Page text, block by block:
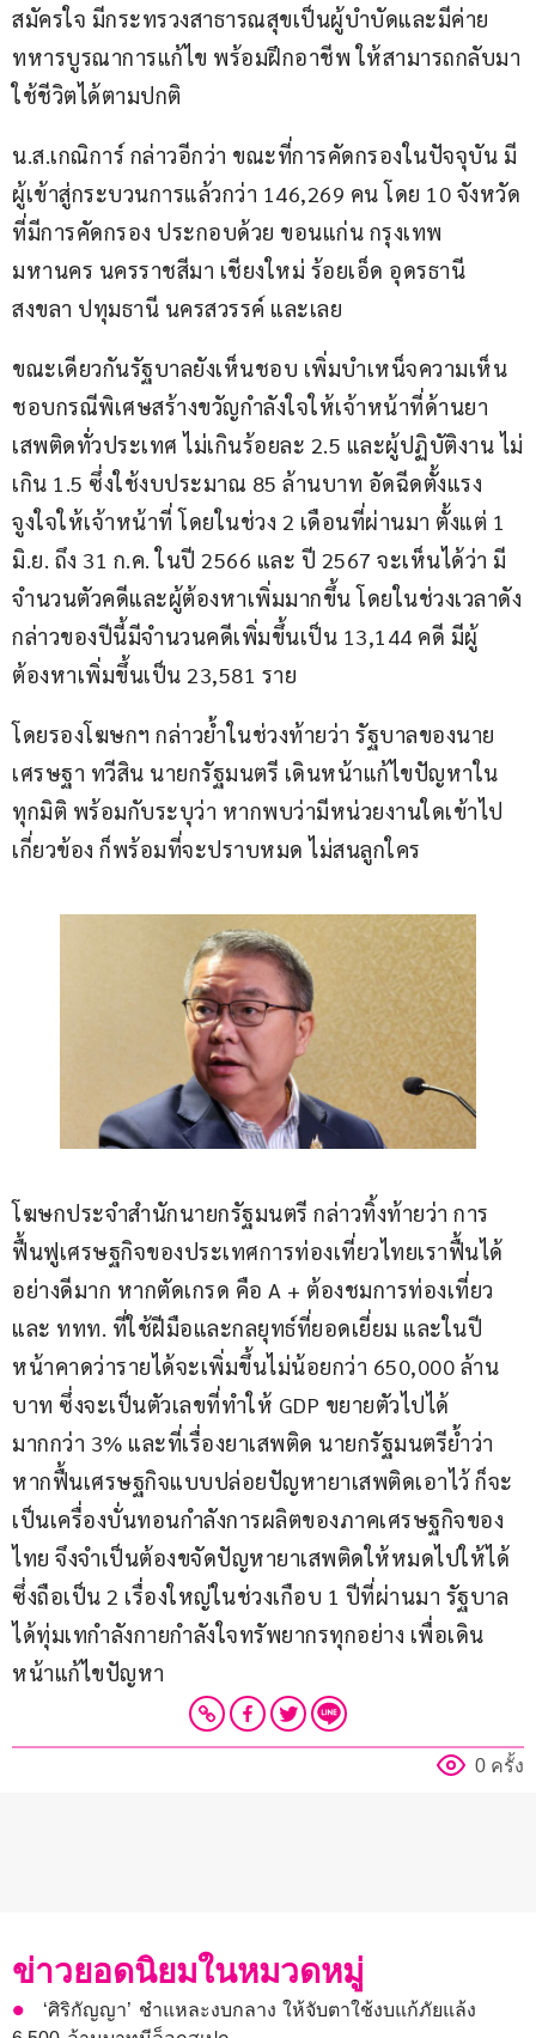
สมัครใจ มีกระทรวงสาธารณสุขเป็นผู้บำบัดและมีค่าย
ทหารบูรณาการแก้ไข​ พร้อมฝึกอาชีพ​ ให้สามารถกลับมา
ใช้ชีวิตได้ตามปกติ​
น.ส.เกณิการ์ กล่าวอีกว่า ขณะที่การคัดกรองในปัจจุ​บัน​ มี
ผู้เข้าสู่กระบวนการแล้วกว่า​ 146,269 คน​ โดย​ 10 จังหวัด
ที่มีการคัดกรอง​ ประกอบด้วย​ ขอนแก่น​ กรุงเทพ​
มหานคร​ นครราชสีมา​ เชียงใหม่​ ร้อยเอ็ด​ อุดรธานี​
สงขลา​ ปทุม​ธานี​ นครสวรรค์​ และเลย
ขณะเดียวกันรัฐบาลยังเห็นชอบ​ เพิ่มบำเหน็จความเห็น
ชอบกรณีพิเศษสร้างขวัญกำลังใจให้เจ้าหน้าที่ด้านยา
เสพติดทั่วประเทศ ไม่เกินร้อยละ 2.5 และผู้ปฏิบัติงาน ไม่
เกิน 1.5 ซึ่งใช้งบประมาณ 85 ล้านบาท อัดฉีดตั้งแรง
จูงใจให้เจ้าหน้าที่​ โดยในช่วง 2 เดือนที่ผ่านมา ตั้งแต่ 1
มิ.ย. ถึง 31 ก.ค. ในปี​ 2566 และ​ ปี​ 2567 จะเห็นได้ว่า​ มี
จำนวนตัวคดีและผู้ต้องหาเพิ่มมากขึ้น​ โดยในช่วงเวลาดัง
กล่าวของปีนี้​มีจำนวนคดี​เพิ่มขึ้นเป็น​ 13,144 คดี​ มีผู้
ต้องหาเพิ่มขึ้นเป็น​ 23,581 ราย
โดยรองโฆษกฯ​ กล่าวย้ำ​ในช่วงท้ายว่า รัฐบาลของนาย
เศรษฐา​ ทวี​สิน​ นายก​รัฐมนตรี​ เดินหน้าแก้ไขปัญหาใน
ทุกมิติ​ พร้อมกับระบุว่า​ หากพบว่ามีหน่วยงานใดเข้าไป
เกี่ยวข้อง ก็พร้อมที่จะปราบหมด​ ไม่สนลูกใคร
โฆษกประจำ​สำนักนายกรัฐมนตรี​ กล่าวทิ้งท้ายว่า​ การ
ฟื้นฟูเศรษฐกิจของประเทศการท่องเที่ยวไทยเราฟื้นได้
อย่างดีมาก หากตัดเกรด คือ A + ต้องชมการท่องเที่ยว
และ ททท. ที่ใช้ฝีมือและกลยุทธ์ที่ยอดเยี่ยม และในปี
หน้าคาดว่ารายได้จะเพิ่มขึ้นไม่น้อยกว่า 650,000 ล้าน
บาท​ ซึ่งจะเป็นตัวเลขที่ทำให้ GDP ขยายตัวไปได้
มากกว่า 3% และที่เรื่องยาเสพติด นายกรัฐมนตรีย้ำว่า
หากฟื้นเศรษฐกิจแบบปล่อยปัญหายาเสพติดเอาไว้ ก็จะ
เป็นเครื่องบั่นทอนกำลังการผลิตของภาคเศรษฐกิจของ
ไทย จึงจำเป็นต้องขจัดปัญหายาเสพติดให้หมดไปให้ได้​
ซึ่งถือเป็น 2 เรื่องใหญ่ในช่วงเกือบ 1 ปีที่ผ่านมา รัฐบาล
ได้ทุ่มเทกำลังกายกำลังใจทรัพยากรทุกอย่าง เพื่อเดิน
หน้าแก้ไขปัญหา​
0 ครั้ง
ข่าวยอดนิยมในหมวดหมู่
‘ศิริกัญญา’ ชำแหละงบกลาง ให้จับตาใช้งบแก้ภัยแล้ง